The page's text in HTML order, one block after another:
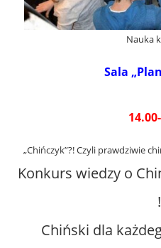
Nauka
Sala
„Chińczyk”?! Czyli prawdziwie
Konkurs wiedzy o
!
Chiński dla